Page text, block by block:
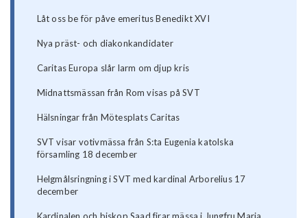
Låt oss be för påve emeritus Benedikt XVI
Nya präst- och diakonkandidater
Caritas Europa slår larm om djup kris
Midnattsmässan från Rom visas på SVT
Hälsningar från Mötesplats Caritas
SVT visar votivmässa från S:ta Eugenia katolska
församling 18 december
Helgmålsringning i SVT med kardinal Arborelius 17
december
Kardinalen och biskop Saad firar mässa i Jungfru Maria